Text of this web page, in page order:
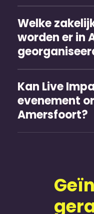
Welke
worden er in
Kan Live
evenement
Amersfoort?